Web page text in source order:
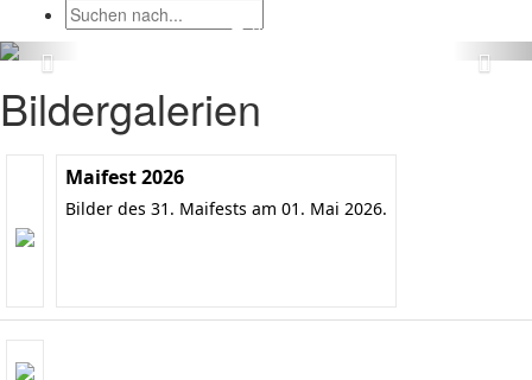
Bildergalerien
Maifest 2026
Bilder des 31. Maifests am 01. Mai 2026.